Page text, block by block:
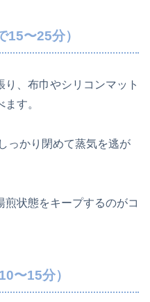
15〜25分）
、布巾やシリコンマット
す。
っかり閉めて蒸気を逃が
状態をキープするのがコ
〜15分）